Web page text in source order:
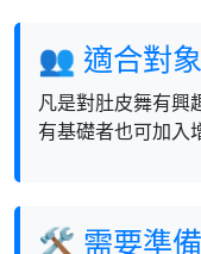
👥 適合對象
凡是對肚皮舞有興
有基礎者也可加入
🛠 需要準